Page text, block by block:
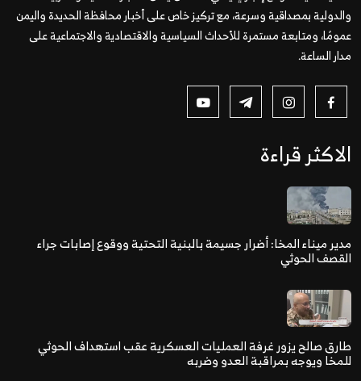
والدولية بمصداقية وسرعة، مع تركيز خاص على أخبار محافظة الحديدة واليمن
عمومًا، ومتابعة مستمرة للأحداث السياسية والاقتصادية والاجتماعية على
مدار الساعة.
الاكثر قراءة
مدير ميناء المخا: أضرار جسيمة بالبنية التحتية ووقوع إصابات جراء
القصف الحوثي
طارق صالح يزور غرفة العمليات العسكرية عقب استهداف الحوثي
للمخا ويوجه بمراقبة العدو وضربه